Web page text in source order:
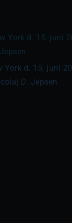
York d. 15. juni
D. Jepsen